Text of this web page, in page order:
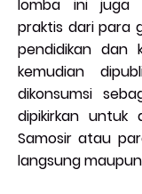
lomba ini juga
praktis dari para
pendidikan dan
kemudian
dikonsumsi
dipikirkan untuk
Samosir atau
langsung